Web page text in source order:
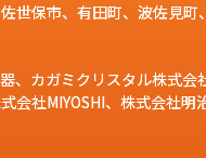
世保市、有田町、波佐見
、カガミクリスタル株式
会社MIYOSHI、株式会社明